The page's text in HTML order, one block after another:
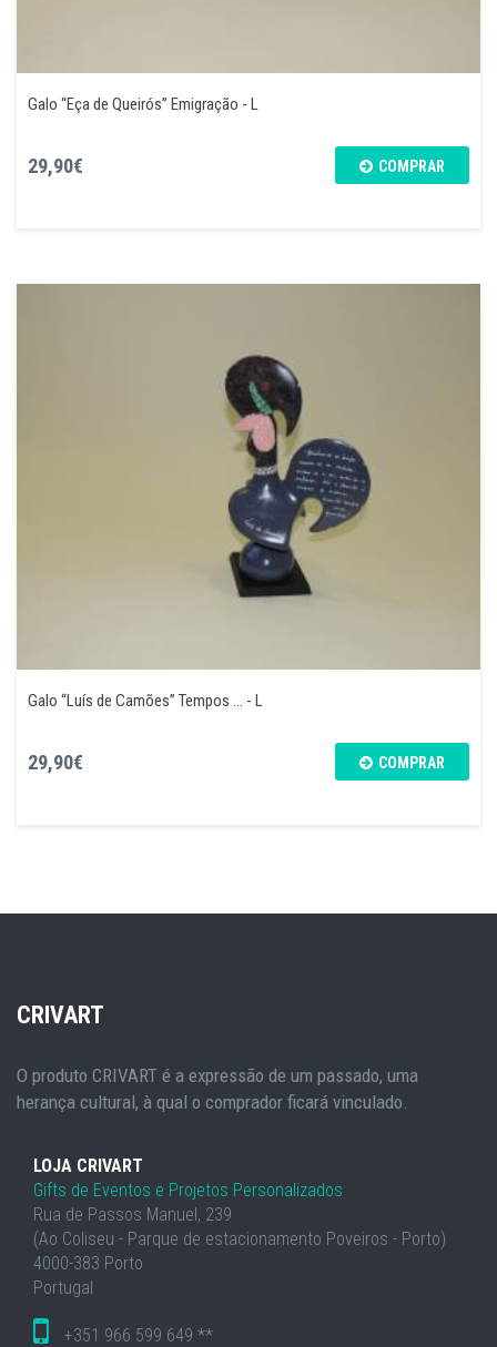
Galo “Eça de Queirós” Emigração - L
29,90€ COMPRAR
Galo “Luís de Camões” Tempos ... - L
29,90€ COMPRAR
CRIVART
O produto CRIVART é a expressão de um passado, uma
herança cultural, à qual o comprador ficará vinculado.
LOJA CRIVART
Gifts de Eventos e Projetos Personalizados
Rua de Passos Manuel, 239
(Ao Coliseu - Parque de estacionamento Poveiros - Porto)
4000-383 Porto
Portugal
+351 966 599 649 **